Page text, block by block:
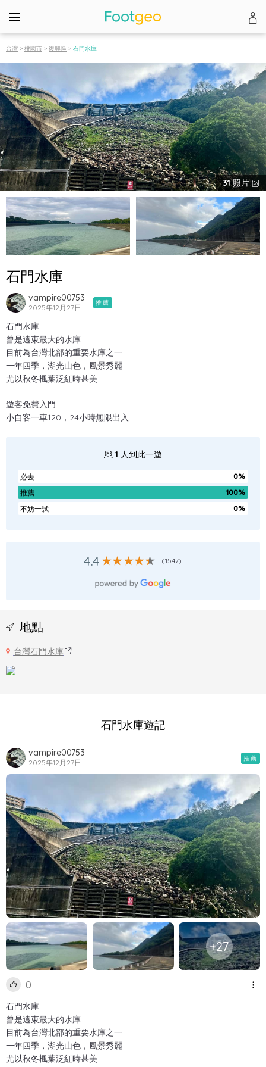
台灣 > 桃園市 > 復興區 > 石門水庫
31照片
石門水庫
vampire00753
2025年12月27日
推薦
石門水庫
曾是遠東最大的水庫
目前為台灣北部的重要水庫之一
一年四季，湖光山色，風景秀麗
尤以秋冬楓葉泛紅時甚美
遊客免費入門
小自客一車120，24小時無限出入
1 人到此一遊
必去
0%
推薦
100%
不妨一試
0%
4.4 (1547)
地點
台灣石門水庫
石門水庫遊記
vampire00753
2025年12月27日 推薦
+27
0
石門水庫
曾是遠東最大的水庫
目前為台灣北部的重要水庫之一
一年四季，湖光山色，風景秀麗
尤以秋冬楓葉泛紅時甚美